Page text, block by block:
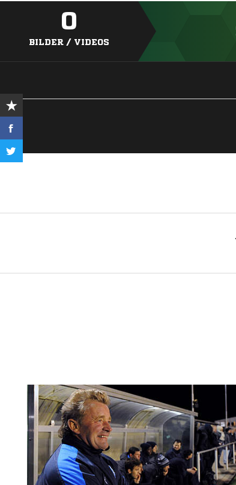
0
BILDER / VIDEOS